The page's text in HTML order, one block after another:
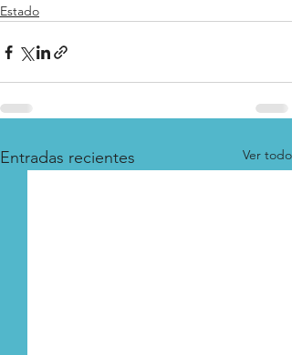
Estado
Entradas recientes Ver todo